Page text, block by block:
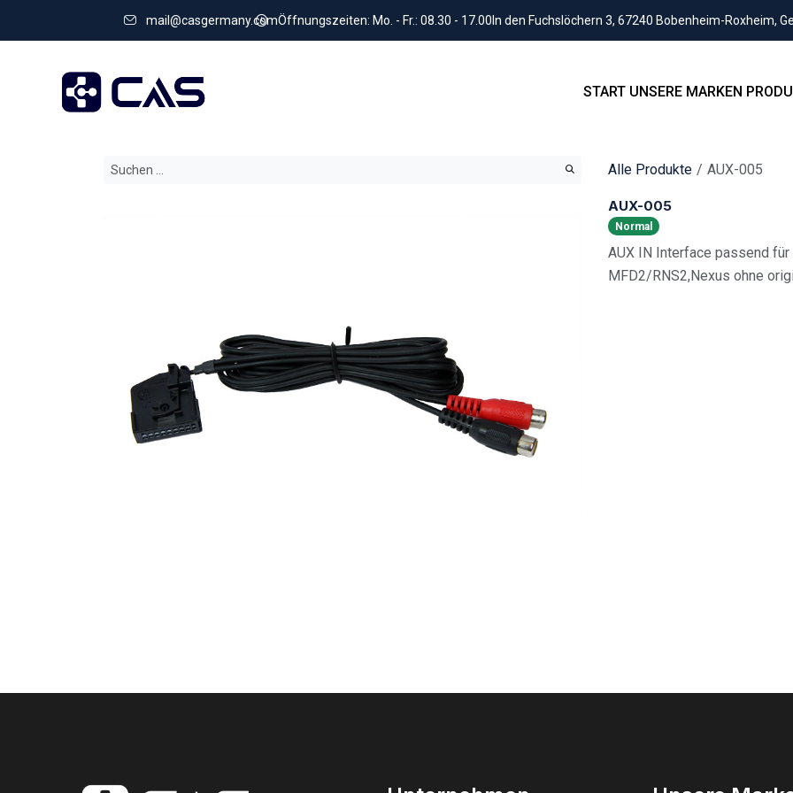
mail@casgermany.comÖffnungszeiten: Mo. - Fr.: 08.30 - 17.00 In den Fuchslöchern 3, 67240 Bobenheim-Roxheim,
START UNSERE MARKEN
Alle Produkte AUX-005
AUX-005
Normal
AUX IN Interface passend
MFD2/RNS2,Nexus ohne